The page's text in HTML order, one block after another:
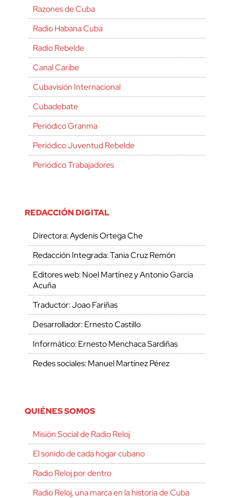
Razones de Cuba
Radio Habana Cuba
Radio Rebelde
Canal Caribe
Cubavisión Internacional
Cubadebate
Periódico Granma
Periódico Juventud Rebelde
Periódico Trabajadores
REDACCIÓN DIGITAL
Directora: Aydenis Ortega Che
Redacción Integrada: Tania Cruz Remón
Editores web: Noel Martínez y Antonio García
Acuña
Traductor: Joao Fariñas
Desarrollador: Ernesto Castillo
Informático: Ernesto Menchaca Sardiñas
Redes sociales: Manuel Martínez Pérez
QUIÉNES SOMOS
Misión Social de Radio Reloj
El sonido de cada hogar cubano
Radio Reloj por dentro
Radio Reloj, una marca en la historia de Cuba